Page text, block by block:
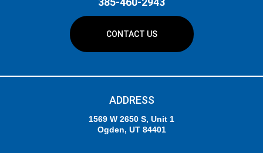
CONTACT US
ADDRESS
1569 W 2650 S, Unit 1
Ogden, UT 84401